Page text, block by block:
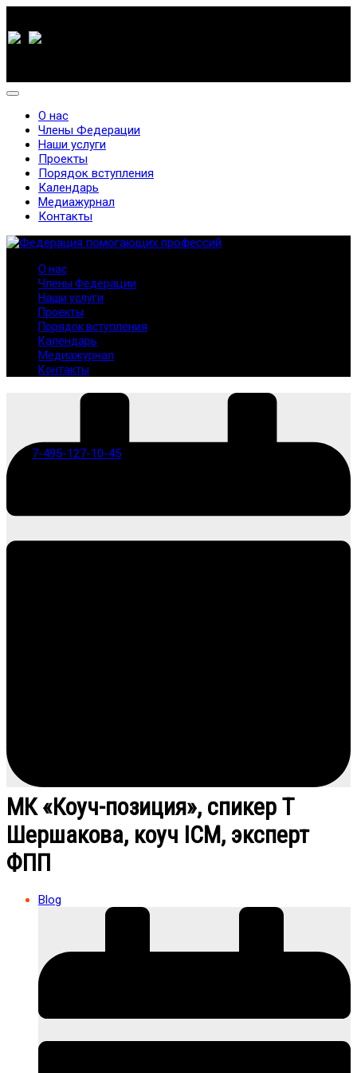
7-495-127-10-45
О нас
Члены Федерации
Наши услуги
Проекты
Порядок вступления
Календарь
Медиажурнал
Контакты
О нас
Члены Федерации
Наши услуги
Проекты
Порядок вступления
Календарь
Медиажурнал
Контакты
МК «Коуч-позиция», спикер Т
Шершакова, коуч ICM, эксперт
ФПП
Blog